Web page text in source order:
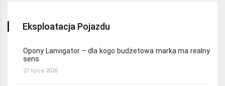
Eksploatacja Pojazdu
Opony Lanvigator – dla kogo budżetowa marka ma realny
sens
27 lipca 2026